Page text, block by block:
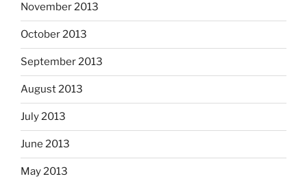
November 2013
October 2013
September 2013
August 2013
July 2013
June 2013
May 2013